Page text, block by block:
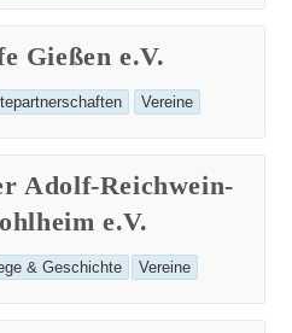
Gießen e.V.
Vereine
Adolf-Reichwein-
e.V.
& Geschichte Vereine